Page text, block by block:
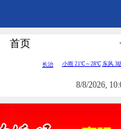
首页
8/8/2026,